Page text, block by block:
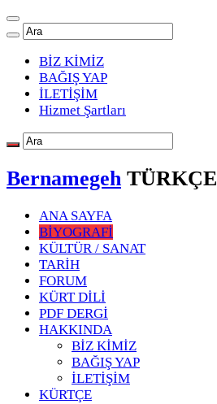
BİZ KİMİZ
BAĞIŞ YAP
İLETİŞİM
Hizmet Şartları
Bernamegeh TÜRKÇE
ANA SAYFA
BİYOGRAFİ
KÜLTÜR / SANAT
TARİH
FORUM
KÜRT DİLİ
PDF DERGİ
HAKKINDA
BİZ KİMİZ
BAĞIŞ YAP
İLETİŞİM
KÜRTÇE